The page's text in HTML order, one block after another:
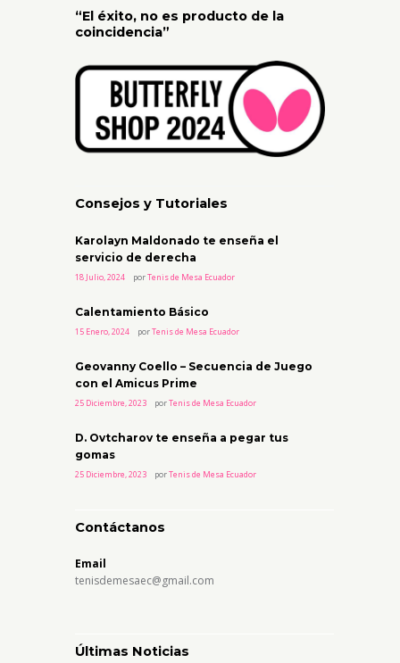
“El éxito, no es producto de la
coincidencia”
Consejos y Tutoriales
Karolayn Maldonado te enseña el
servicio de derecha
18 Julio, 2024 porTenis de Mesa Ecuador
Calentamiento Básico
15 Enero, 2024 porTenis de Mesa Ecuador
Geovanny Coello – Secuencia de Juego
con el Amicus Prime
25 Diciembre, 2023 porTenis de Mesa Ecuador
D. Ovtcharov te enseña a pegar tus
gomas
25 Diciembre, 2023 porTenis de Mesa Ecuador
Contáctanos
Email
tenisdemesaec@gmail.com
Últimas Noticias